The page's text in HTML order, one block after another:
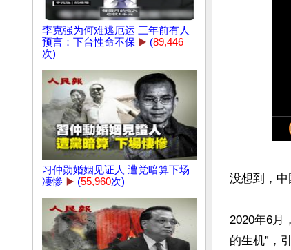
李克强为何难逃厄运 三年前有人
预言：下台性命不保 ▶️ (89,446
次)
习仲勋婚姻见证人 遭党暗算下场
凄惨 ▶️ (55,960次) 没想到，中
2020年6月
的生机”，